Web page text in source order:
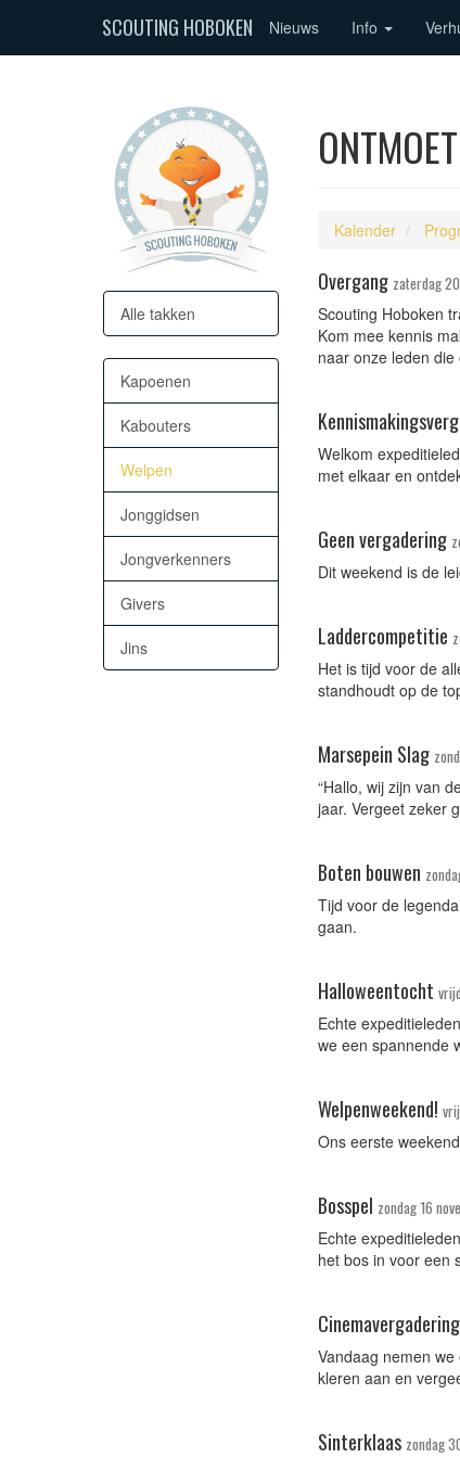
SCOUTING HOBOKEN Nieuws Info
Alle takken
Kapoenen
Kabouters
Welpen
Jonggidsen
Jongverkenners
Givers
Jins
Kalender
Overgang zaterdag
Scouting Hoboken
Kom mee kennis
naar onze leden
Welkom
met elkaar en
Geen vergadering
Dit weekend is de
Laddercompetitie
Het is tijd voor de
standhoudt op de
Marsepein Slag
“Hallo, wij zijn van
jaar. Vergeet zeker
Boten bouwen
Tijd voor de
gaan.
Halloweentocht
Echte
we een spannende
Welpenweekend!
Ons eerste
Bosspel zondag 16
Echte
het bos in voor een
Cinemavergadering
Vandaag nemen
kleren aan en
Sinterklaas zondag